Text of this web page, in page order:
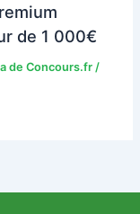
de 1 000€
de Concours.fr /